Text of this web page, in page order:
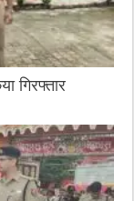
गिरफ्तार